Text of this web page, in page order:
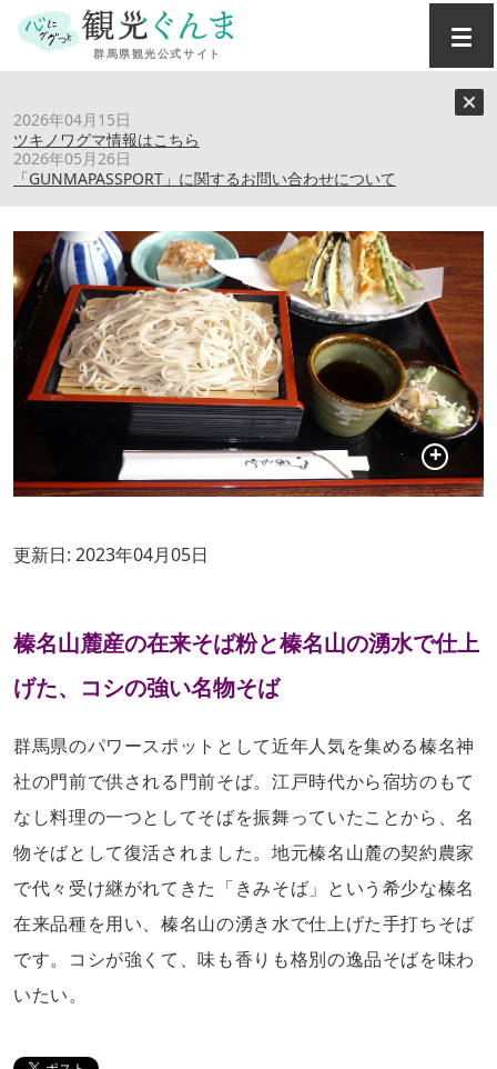
2026年04月15日
ツキノワグマ情報はこちら
2026年05月26日
「GUNMAPASSPORT」に関するお問い合わせについて
門前そば
更新日: 2023年04月05日
榛名山麓産の在来そば粉と榛名山の湧水で仕上
げた、コシの強い名物そば
群馬県のパワースポットとして近年人気を集める榛名神
社の門前で供される門前そば。江戸時代から宿坊のもて
なし料理の一つとしてそばを振舞っていたことから、名
物そばとして復活されました。地元榛名山麓の契約農家
で代々受け継がれてきた「きみそば」という希少な榛名
在来品種を用い、榛名山の湧き水で仕上げた手打ちそば
です。コシが強くて、味も香りも格別の逸品そばを味わ
いたい。